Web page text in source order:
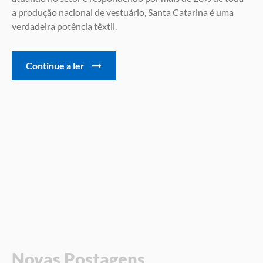
a produção nacional de vestuário, Santa Catarina é uma
verdadeira potência têxtil.
Continue a ler
Novas Postagens